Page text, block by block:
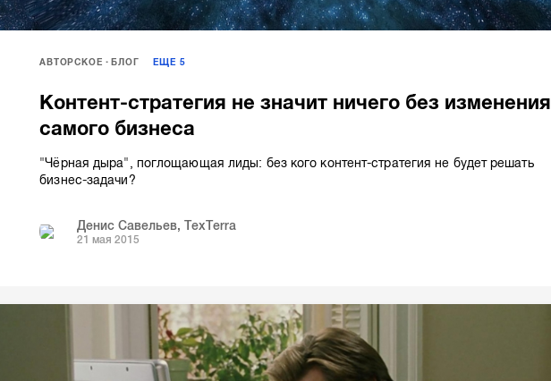
АВТОРСКОЕ БЛОГ ЕЩЕ 5
Контент-стратегия не значит ничего без изменения
самого бизнеса
"Чёрная дыра", поглощающая лиды: без кого контент-стратегия не будет решать
бизнес-задачи?
Денис Савельев, TexTerra
21 мая 2015